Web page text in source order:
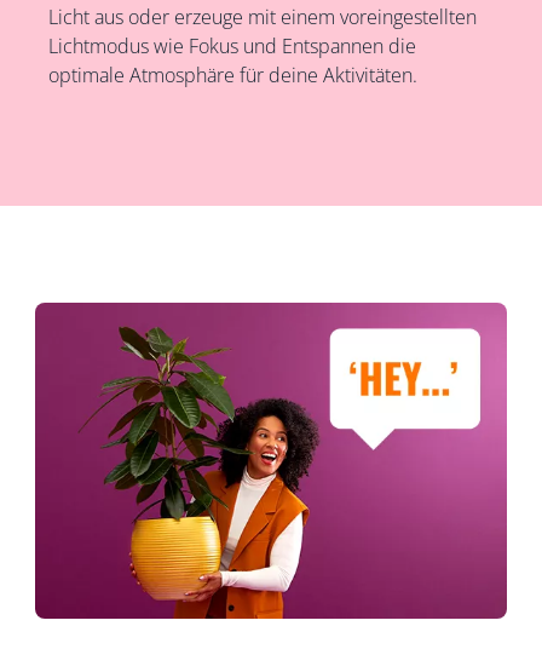
Licht aus oder erzeuge mit einem voreingestellten
Lichtmodus wie Fokus und Entspannen die
optimale Atmosphäre für deine Aktivitäten.